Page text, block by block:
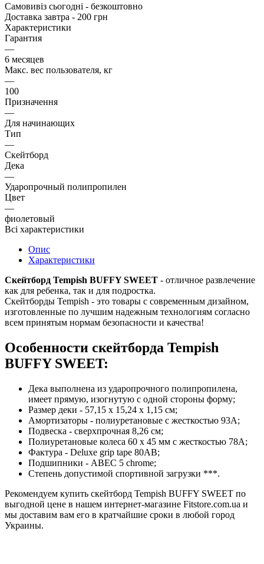
Самовивіз сьогодні - безкоштовно
Доставка завтра - 200 грн
Характеристики
Гарантия
—
6 месяцев
Макс. вес пользователя, кг
—
100
Призначення
—
Для начинающих
Тип
—
Скейтборд
Дека
—
Ударопрочный полипропилен
Цвет
—
фиолетовый
Всі характеристики
Опис
Характеристики
Скейтборд Tempish BUFFY SWEET - отличное развлечение
как для ребенка, так и для подростка.
Скейтборды Tempish - это товары с современным дизайном,
изготовленные по лучшим надежным технологиям согласно
всем принятым нормам безопасности и качества!
Особенности скейтборда Tempish
BUFFY SWEET:
Дека выполнена из ударопрочного полипропилена,
имеет прямую, изогнутую с одной стороны форму;
Размер деки - 57,15 x 15,24 x 1,15 см;
Амортизаторы - полиуретановые с жесткостью 93А;
Подвеска - сверхпрочная 8,26 см;
Полиуретановые колеса 60 х 45 мм с жесткостью 78А;
Фактура - Deluxe grip tape 80АВ;
Подшипники - ABEC 5 chrome;
Степень допустимой спортивной загрузки ***.
Рекомендуем купить скейтборд Tempish BUFFY SWEET по
выгодной цене в нашем интернет-магазине Fitstore.com.ua и
мы доставим вам его в кратчайшие сроки в любой город
Украины.